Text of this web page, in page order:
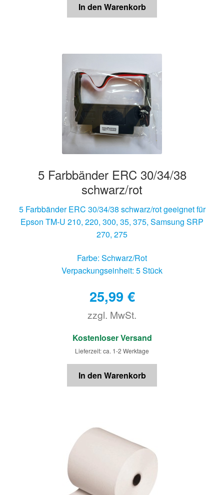
In den Warenkorb
5 Farbbänder ERC 30/34/38
schwarz/rot
5 Farbbänder ERC 30/34/38 schwarz/rot geeignet für
Epson TM-U 210, 220, 300, 35, 375, Samsung SRP
270, 275
Farbe: Schwarz/Rot
Verpackungseinheit: 5 Stück
25,99 €
zzgl. MwSt.
€
Kostenloser Versand
Lieferzeit: ca. 1-2 Werktage
In den Warenkorb